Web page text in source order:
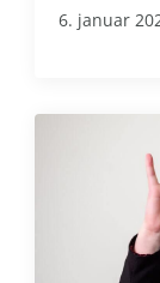
6. januar